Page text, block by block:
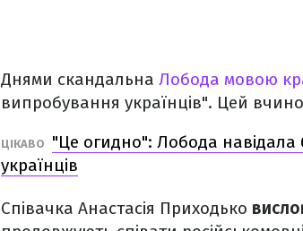
Днями скандальна Лобода мовою
випробування українців". Цей
ЦІКАВО
"Це огидно": Лобода
українців
Співачка Анастасія Приходько